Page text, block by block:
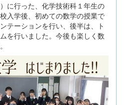
に行った、化学技術科１年生の
入学後、初めての数学の授業で
テーションを行い、後半は、ト
を行いました。今後も楽しく数